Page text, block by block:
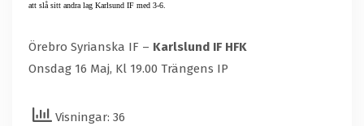
att slå sitt andra lag Karlsund IF med 3-6.
Örebro Syrianska IF – Karlslund IF HFK
Onsdag 16 Maj, Kl 19.00 Trängens IP
Visningar: 36